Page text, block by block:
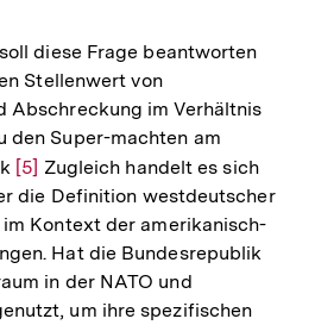
diese Frage beantworten
Stellenwert von
Abschreckung im Verhältnis
den Super-machten am
Zur
Auflösung
der
Fußnote
[5] Zugleich handelt es sich
die Definition westdeutscher
Kontext der amerikanisch-
Hat die Bundesrepublik
in der NATO und
um ihre spezifischen